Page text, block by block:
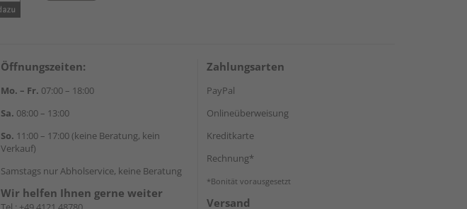
Öffnungszeiten:
Mo. – Fr. 07:00 – 18:00
Sa. 08:00 – 13:00
So. 11:00 – 17:00 (keine Beratung, kein
Verkauf)
Samstags nur Abholservice, keine Beratung
Wir helfen Ihnen gerne weiter
Zahlungsarten
PayPal
Onlineüberweisung
Kreditkarte
Rechnung*
*Bonität vorausgesetzt
Versand